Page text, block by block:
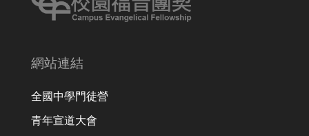
網站連結
全國中學門徒營
青年宣道大會